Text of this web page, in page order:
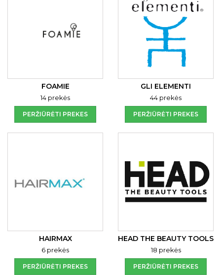
FOAMIE
14 prekės
PERŽIŪRĖTI PREKES
GLI ELEMENTI
44 prekės
PERŽIŪRĖTI PREKES
HAIRMAX
6 prekės
PERŽIŪRĖTI PREKES
HEAD THE BEAUTY TOOLS
18 prekės
PERŽIŪRĖTI PREKES